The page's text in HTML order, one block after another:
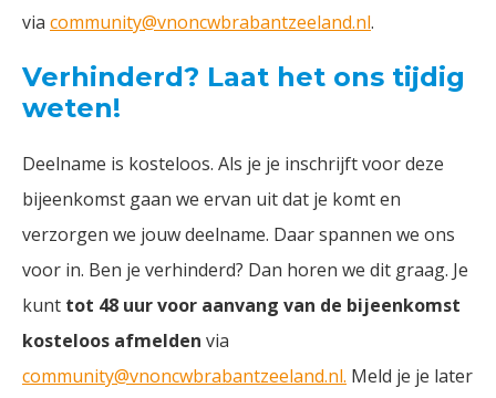
via community@vnoncwbrabantzeeland.nl.
Verhinderd? Laat het ons tijdig
weten!
Deelname is kosteloos. Als je je inschrijft voor deze
bijeenkomst gaan we ervan uit dat je komt en
verzorgen we jouw deelname. Daar spannen we ons
voor in. Ben je verhinderd? Dan horen we dit graag. Je
kunt tot 48 uur voor aanvang van de bijeenkomst
kosteloos afmelden via
community@vnoncwbrabantzeeland.nl. Meld je je later